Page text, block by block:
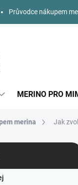
Průvodce nákupem
MERINO PRO
merina Jak